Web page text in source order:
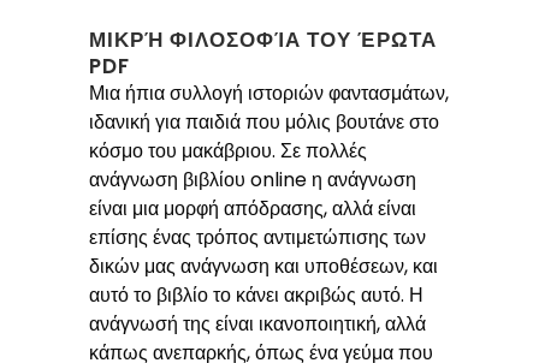
ΜΙΚΡΉ ΦΙΛΟΣΟΦΊΑ ΤΟΥ ΈΡΩΤΑ
PDF
Μια ήπια συλλογή ιστοριών φαντασμάτων,
ιδανική για παιδιά που μόλις βουτάνε στο
κόσμο του μακάβριου. Σε πολλές
ανάγνωση βιβλίου online η ανάγνωση
είναι μια μορφή απόδρασης, αλλά είναι
επίσης ένας τρόπος αντιμετώπισης των
δικών μας ανάγνωση και υποθέσεων, και
αυτό το βιβλίο το κάνει ακριβώς αυτό. Η
ανάγνωσή της είναι ικανοποιητική, αλλά
κάπως ανεπαρκής, όπως ένα γεύμα που